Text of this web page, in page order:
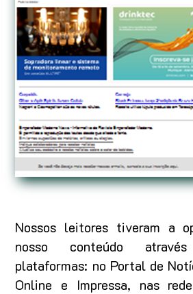
Nossos leitores tiveram a
nosso conteúdo
plataformas: no Portal de
Online e Impressa, nas